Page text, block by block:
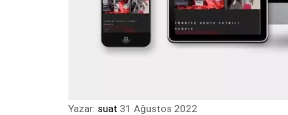
Yazar: suat 31 Ağustos 2022